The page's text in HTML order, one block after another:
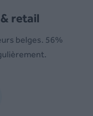
retail
belges. 56%